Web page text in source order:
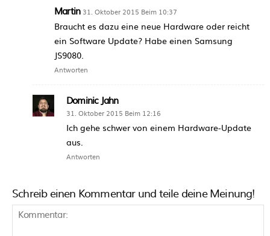
Martin 31. Oktober 2015 Beim 10:37
Braucht es dazu eine neue Hardware oder reicht
ein Software Update? Habe einen Samsung
JS9080.
Antworten
Dominic Jahn
31. Oktober 2015 Beim 12:16
Ich gehe schwer von einem Hardware-Update
aus.
Antworten
Schreib einen Kommentar und teile deine Meinung!